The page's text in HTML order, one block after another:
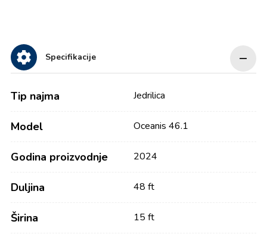
Specifikacije
Tip najma Jedrilica
Model Oceanis 46.1
Godina proizvodnje 2024
Duljina 48 ft
Širina 15 ft